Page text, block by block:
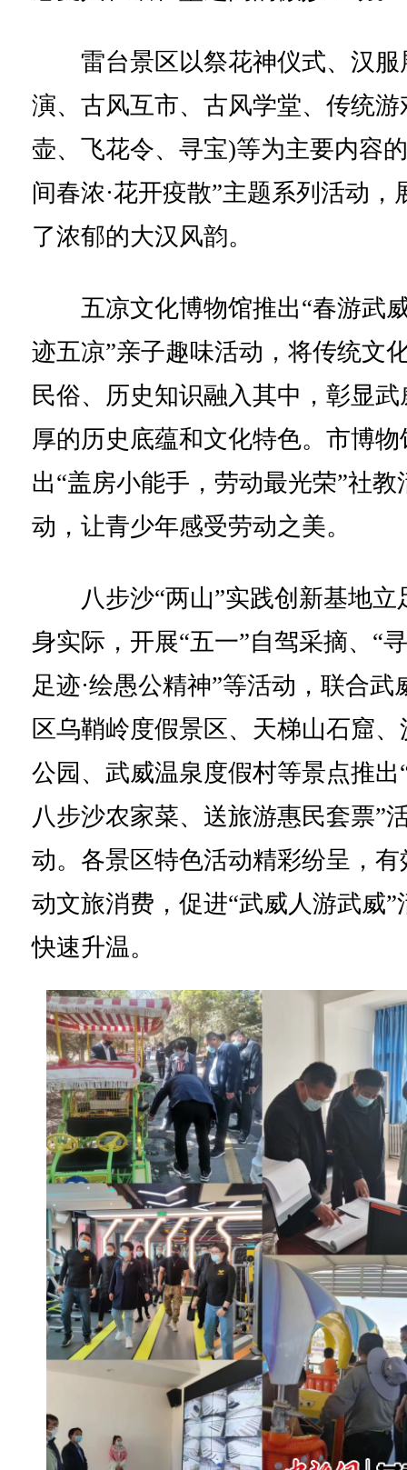
雷台景区以祭花神仪式、汉服
演、古风互市、古风学堂、传统游
壶、飞花令、寻宝)等为主要内容
间春浓·花开疫散”主题系列活动，
了浓郁的大汉风韵。
五凉文化博物馆推出“春游武
迹五凉”亲子趣味活动，将传统文
民俗、历史知识融入其中，彰显武
厚的历史底蕴和文化特色。市博物
出“盖房小能手，劳动最光荣”社教
动，让青少年感受劳动之美。
八步沙“两山”实践创新基地立
身实际，开展“五一”自驾采摘、“
足迹·绘愚公精神”等活动，联合武
区乌鞘岭度假景区、天梯山石窟、
公园、武威温泉度假村等景点推出
八步沙农家菜、送旅游惠民套票”
动。各景区特色活动精彩纷呈，有
动文旅消费，促进“武威人游武威”
快速升温。